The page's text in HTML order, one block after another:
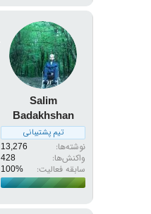
Salim
Badakhshan
تیم پشتیبانی
نوشته‌ها
13,276
واکنش‌ها
428
سابقه فعالیت: